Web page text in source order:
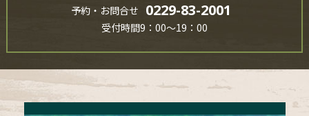
予約・お問合せ 0229-83-2001
受付時間9：00～19：00